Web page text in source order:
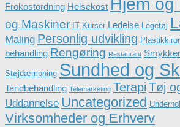
Frokostordning Helsekost Hjem og
og Maskiner IT Kurser Ledelse Legetøj
Maling Personlig udvikling
behandling Rengøring Restaurant Smykker
Støjdæmpning Sundhed og
Tandbehandling Telemarketing Terapi Tøj
Uddannelse Uncategorized
Virksomheder og Erhverv